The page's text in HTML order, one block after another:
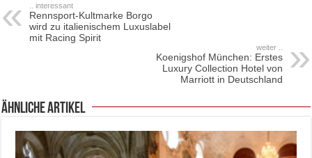
.. interessant
Rennsport-Kultmarke Borgo
wird zu italienischem Luxuslabel
mit Racing Spirit
weiter ..
Koenigshof München: Erstes
Luxury Collection Hotel von
Marriott in Deutschland
ähnliche Artikel